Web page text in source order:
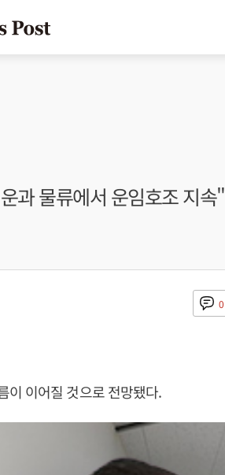
과 물류에서 운임호조 지속"
0
이 이어질 것으로 전망됐다.